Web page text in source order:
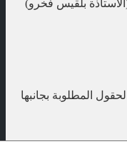
الحقول المطلوبة بجانبها